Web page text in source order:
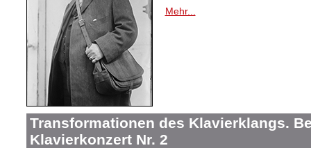
Mehr...
Transformationen des Klavierklangs.
Klavierkonzert Nr. 2